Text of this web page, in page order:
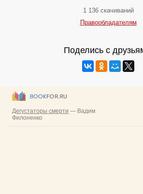
1 136 скачиваний
Правообладателям
Поделись с